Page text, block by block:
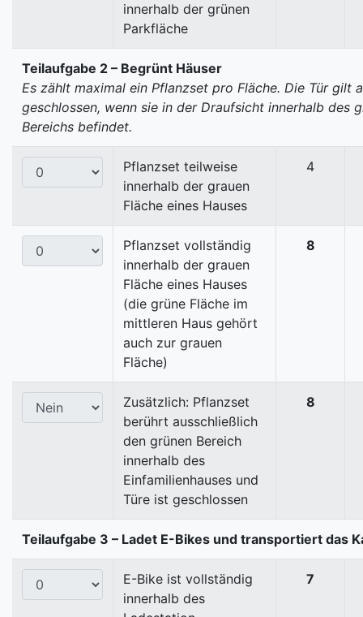
innerhalb der grünen
Parkfläche
Teilaufgabe 2 – Begrünt Häuser
Es zählt maximal ein Pflanzset pro Fläche. Die Tür gilt
geschlossen, wenn sie in der Draufsicht innerhalb des
Bereichs befindet.
Pflanzset teilweise
innerhalb der grauen
Fläche eines Hauses
4
Pflanzset vollständig
innerhalb der grauen
Fläche eines Hauses
(die grüne Fläche im
mittleren Haus gehört
auch zur grauen
Fläche)
8
Zusätzlich: Pflanzset
berührt ausschließlich
den grünen Bereich
innerhalb des
Einfamilienhauses und
Türe ist geschlossen
8
Teilaufgabe 3 – Ladet E-Bikes und transportiert das
E-Bike ist vollständig
innerhalb des
7